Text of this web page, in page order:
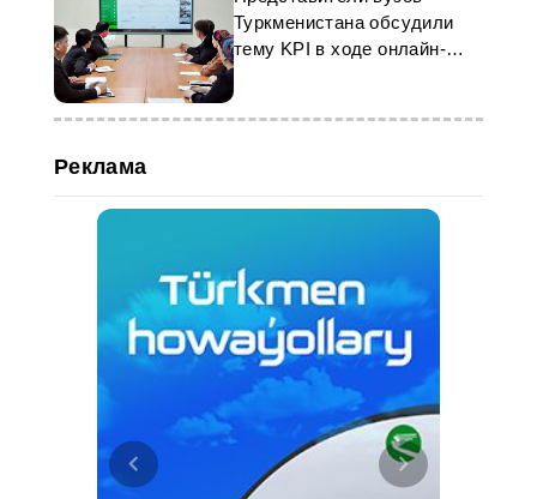
Туркменистана обсудили
тему KPI в ходе онлайн-
семинара
Реклама